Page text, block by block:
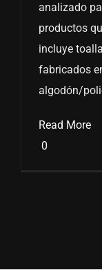
analizado
productos
incluye
fabricados
algodón/
Read More
0